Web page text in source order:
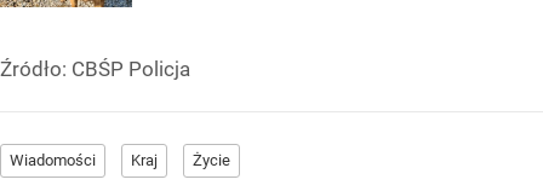
Źródło: CBŚP Policja
Wiadomości Kraj Życie